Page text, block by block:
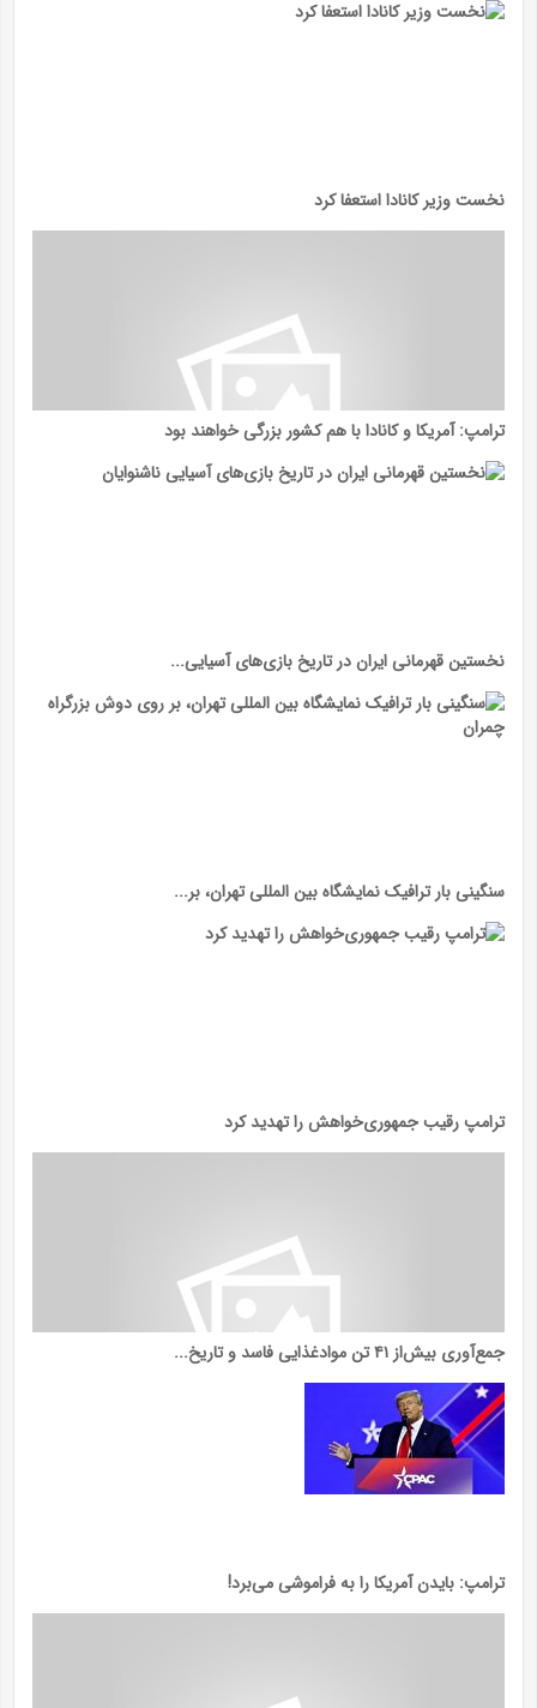
نخست وزیر کانادا استعفا کرد
ترامپ: آمریکا و کانادا با هم کشور بزرگی خواهند بود
نخستین قهرمانی ایران در تاریخ بازی‌های آسیایی...
سنگینی بار ترافیک نمایشگاه بین المللی تهران، بر...
ترامپ رقیب جمهوری‌خواهش را تهدید کرد
جمع‌آوری بیش‌از ۴۱ تن موادغذایی فاسد و تاریخ...
ترامپ: بایدن آمریکا را به فراموشی می‌برد!